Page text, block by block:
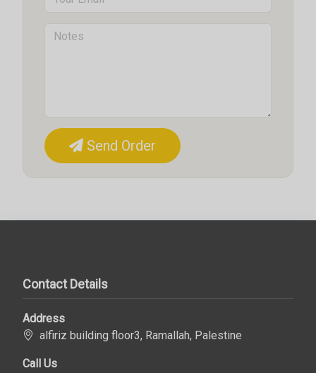
Send Order
Contact Details
Address
alfiriz building floor3, Ramallah, Palestine
Call Us